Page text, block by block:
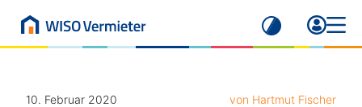
10. Februar 2020 von Hartmut Fischer